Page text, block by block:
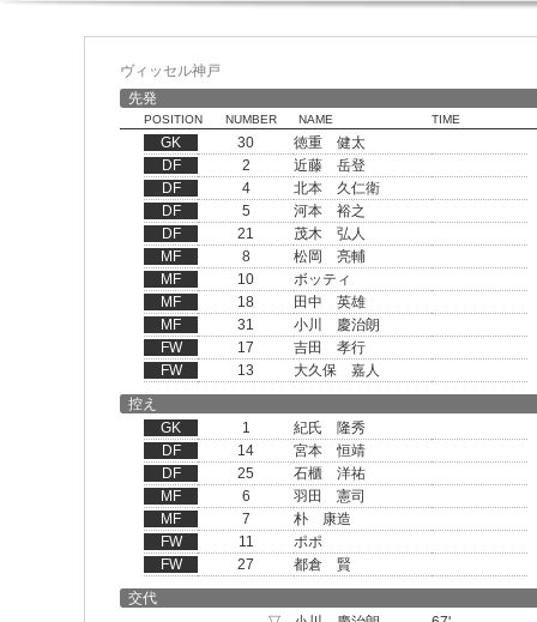
ヴィッセル神戸
先発
POSITION NUMBER NAME TIME
GK 30
徳重 健太
DF
2
近藤 岳登
DF
4
北本 久仁衛
DF
5
河本 裕之
DF
21
茂木 弘人
MF
8
松岡 亮輔
MF
10
ボッティ
MF
18
田中 英雄
MF
31
小川 慶治朗
FW
17
吉田 孝行
FW
13
大久保 嘉人
控え
GK
1
紀氏 隆秀
DF
14
宮本 恒靖
DF
25
石櫃 洋祐
MF
6
羽田 憲司
MF
7
朴 康造
FW
11
ポポ
FW
27
都倉 賢
交代